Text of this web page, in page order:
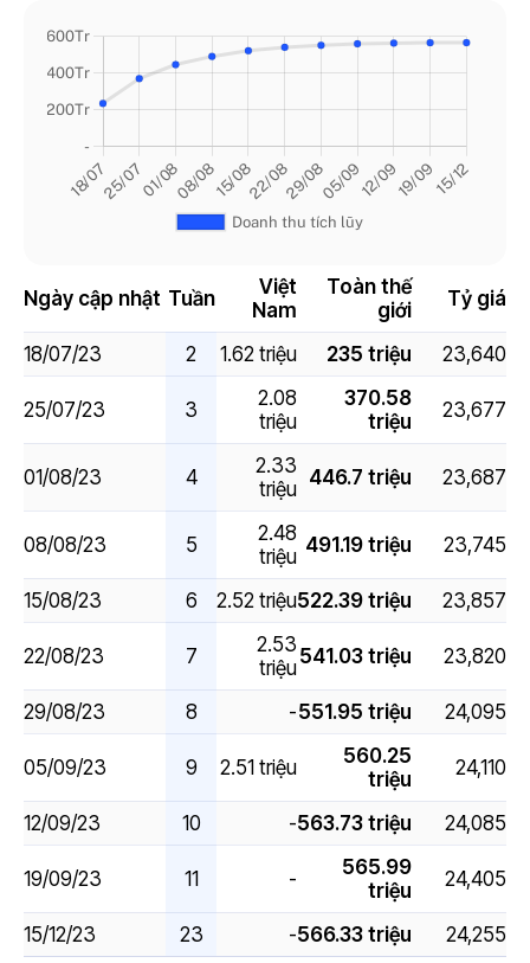
Ngày cập nhật Tuần
Việt
Nam
Toàn thế
giới
Tỷ giá
18/07/23 2 1.62 triệu 235 triệu 23,640
25/07/23 3
2.08
triệu
370.58
triệu
23,677
01/08/23 4
2.33
triệu 446.7 triệu 23,687
08/08/23 5
2.48
triệu 491.19 triệu 23,745
15/08/23 6 2.52 triệu522.39 triệu 23,857
22/08/23 7
2.53
triệu541.03 triệu 23,820
29/08/23 8 -551.95 triệu 24,095
05/09/23 9 2.51 triệu
560.25
triệu
24,110
12/09/23 10 -563.73 triệu 24,085
19/09/23 11 -
565.99
triệu
24,405
15/12/23 23 -566.33 triệu 24,255